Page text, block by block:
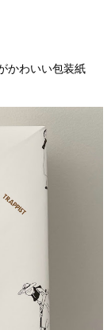
かわいい包装紙